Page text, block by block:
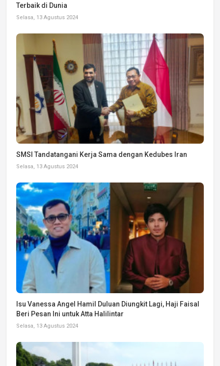
Terbaik di Dunia
Selasa, 13 Agustus 2024
SMSI Tandatangani Kerja Sama dengan Kedubes Iran
Selasa, 13 Agustus 2024
Isu Vanessa Angel Hamil Duluan Diungkit Lagi, Haji Faisal
Beri Pesan Ini untuk Atta Halilintar
Selasa, 13 Agustus 2024